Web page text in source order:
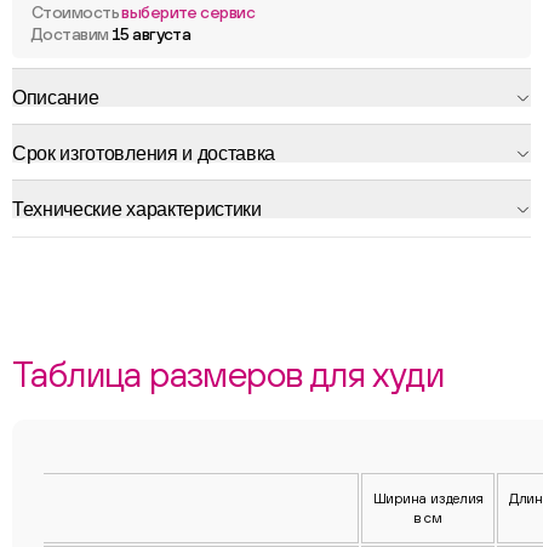
Стоимостьвыберите сервис
Доставим 15 августа
Описание
Срок изготовления и доставка
Технические характеристики
Таблица размеров для худи
Ширина изделия
в см